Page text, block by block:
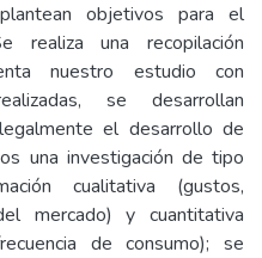
objetivos para el
realiza una recopilación
nuestro estudio con
se desarrollan
el desarrollo de
una investigación de tipo
cualitativa (gustos,
mercado) y cuantitativa
de consumo); se